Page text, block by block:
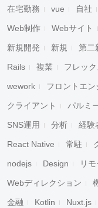
在宅勤務 vue 自社
Web制作 Webサイト
新規開発 新規 第二
Rails 複業 フレック
wework フロントエン
クライアント パルミ
SNS運用 分析 経験
React Native 常駐
nodejs Design リ
Webディレクション
金融 Kotlin Nuxt.js